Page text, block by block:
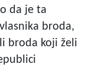
da je ta
broda,
broda koji želi